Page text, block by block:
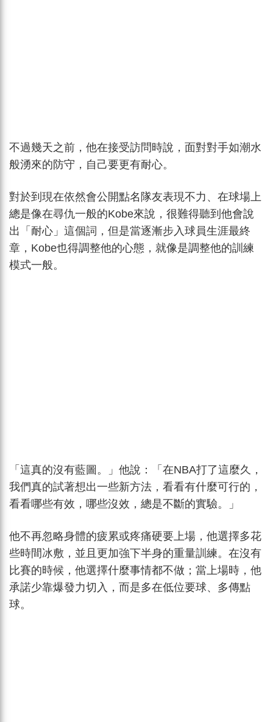
不過幾天之前，他在接受訪問時說，面對對手如潮水
般湧來的防守，自己要更有耐心。
對於到現在依然會公開點名隊友表現不力、在球場上
總是像在尋仇一般的Kobe來說，很難得聽到他會說
出「耐心」這個詞，但是當逐漸步入球員生涯最終
章，Kobe也得調整他的心態，就像是調整他的訓練
模式一般。
「這真的沒有藍圖。」他說：「在NBA打了這麼久，
我們真的試著想出一些新方法，看看有什麼可行的，
看看哪些有效，哪些沒效，總是不斷的實驗。」
他不再忽略身體的疲累或疼痛硬要上場，他選擇多花
些時間冰敷，並且更加強下半身的重量訓練。在沒有
比賽的時候，他選擇什麼事情都不做；當上場時，他
承諾少靠爆發力切入，而是多在低位要球、多傳點
球。